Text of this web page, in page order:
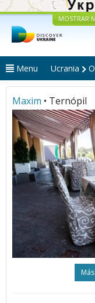
MOSTRAR
Menu Ucrania
Maxim • Ternópil